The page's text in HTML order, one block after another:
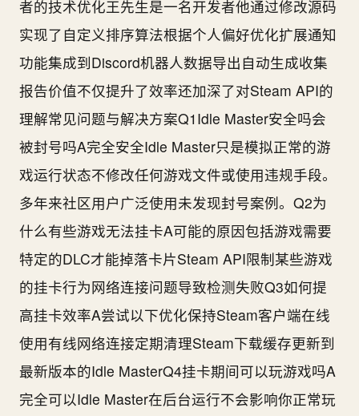
者的技术优化王先生是一名开发者他通过修改源码
实现了自定义排序算法根据个人偏好优化扩展通知
功能集成到Discord机器人数据导出自动生成收集
报告价值不仅提升了效率还加深了对Steam API的
理解常见问题与解决方案Q1Idle Master安全吗会
被封号吗A完全安全Idle Master只是模拟正常的游
戏运行状态不修改任何游戏文件或使用违规手段。
多年来社区用户广泛使用未发现封号案例。Q2为
什么有些游戏无法挂卡A可能的原因包括游戏需要
特定的DLC才能掉落卡片Steam API限制某些游戏
的挂卡行为网络连接问题导致检测失败Q3如何提
高挂卡效率A尝试以下优化保持Steam客户端在线
使用有线网络连接定期清理Steam下载缓存更新到
最新版本的Idle MasterQ4挂卡期间可以玩游戏吗A
完全可以Idle Master在后台运行不会影响你正常玩